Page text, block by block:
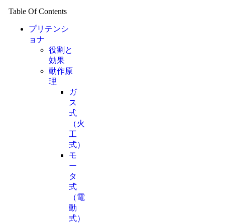
Table Of Contents
プリテンシ
ョナ
役割と
効果
動作原
理
ガ
ス
式
（火
工
式）
モ
ー
タ
式
（電
動
式）